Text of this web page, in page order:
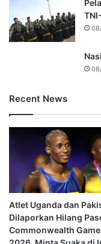
Recent News
Atlet Uganda dan
Dilaporkan Hilang
Commonwealth